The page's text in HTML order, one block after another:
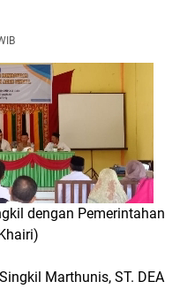
dengan Pemerintahan
Marthunis, ST. DEA